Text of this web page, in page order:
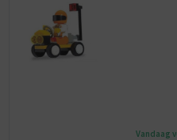
Vandaag